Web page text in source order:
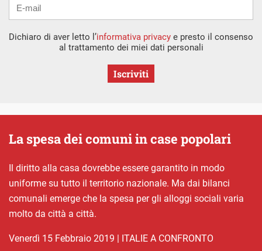
Dichiaro di aver letto l’informativa privacy e presto il consenso
al trattamento dei miei dati personali
Iscriviti
La spesa dei comuni in case popolari
Il diritto alla casa dovrebbe essere garantito in modo
uniforme su tutto il territorio nazionale. Ma dai bilanci
comunali emerge che la spesa per gli alloggi sociali varia
molto da città a città.
venerdì 15 Febbraio 2019 | ITALIE A CONFRONTO